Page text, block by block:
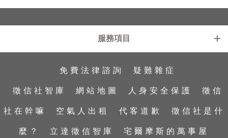
新北徵信社
新竹徵信社
台中徵信社
台南徵信社
基隆徵信社
雲林徵信社
彰化徵信社
服務項目
工商徵信
行蹤蒐證
家暴及兒童虐待蒐證
外遇診療室
外遇蒐證
抓姦
免費法律諮詢 疑難雜症
徵信社智庫 網站地圖 人身安全保護 徵信
社在幹嘛 空氣人出租 代客道歉 徵信社是什
麼？ 立達徵信智庫 宅爾摩斯的萬事屋